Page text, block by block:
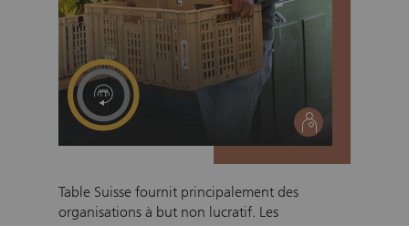
social
Table Suisse fournit principalement des
organisations à but non lucratif. Les